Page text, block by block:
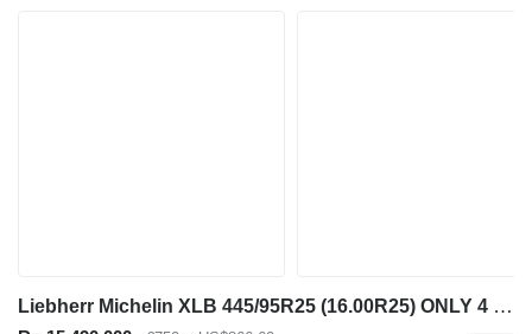
Liebherr Michelin XLB 445/95R25 (16.00R25) ONLY 4 PIECES LEFT IN STOCK !!